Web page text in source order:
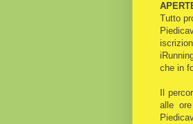
Tutto
che in
Il
alle